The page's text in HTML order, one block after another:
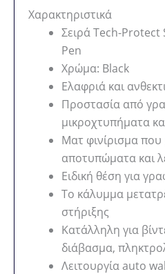
Χαρακτηριστικά
Σειρά Tech-Protect
Pen
Χρώμα: Black
Ελαφριά και
Προστασία από
μικροχτυπήματα
Ματ φινίρισμα που
αποτυπώματα και
Ειδική θέση για
Το κάλυμμα
στήριξης
Κατάλληλη για
διάβασμα,
Λειτουργία auto